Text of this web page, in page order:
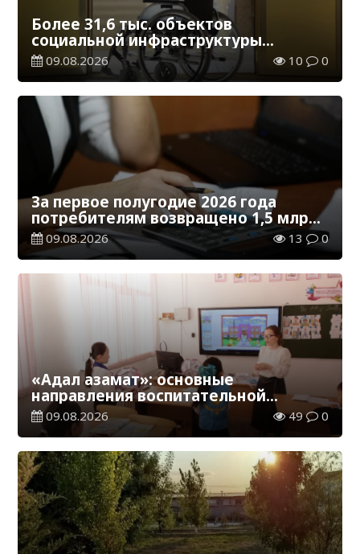
Более 31,6 тыс. объектов
социальной инфраструктуры
адаптированы для лиц с
инвалидностью
09.08.2026 10 0
За первое полугодие 2026 года
потребителям возвращено 1,5 млрд
тенге
09.08.2026 13 0
«Адал азамат»: основные
направления воспитательной
работы в новом учебном году
09.08.2026 49 0